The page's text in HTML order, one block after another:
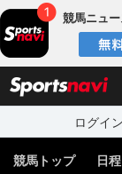
競馬ニュ
ログイン
競馬トップ 日